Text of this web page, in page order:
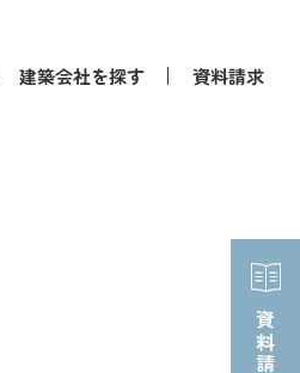
建築会社を探す 資料請求
資料請求